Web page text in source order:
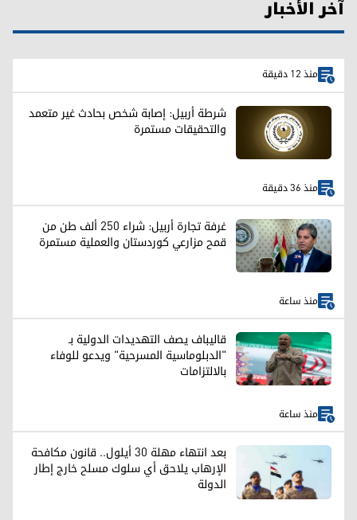
آخر الأخبار
منذ 12 دقيقة
شرطة أربيل: إصابة شخص بحادث غير متعمد
والتحقيقات مستمرة
منذ 36 دقيقة
غرفة تجارة أربيل: شراء 250 ألف طن من
قمح مزارعي كوردستان والعملية مستمرة
منذ ساعة
قاليباف يصف التهديدات الدولية بـ
"الدبلوماسية المسرحية" ويدعو للوفاء
بالالتزامات
منذ ساعة
بعد انتهاء مهلة 30 أيلول.. قانون مكافحة
الإرهاب يلاحق أي سلوك مسلح خارج إطار
الدولة